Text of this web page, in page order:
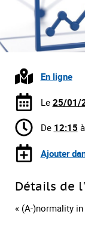
En ligne
Le 25/01/
De 12:15 à
Ajouter
Détails de
« (A-)normality in